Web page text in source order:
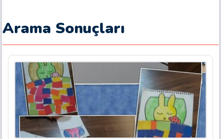
Arama Sonuçları